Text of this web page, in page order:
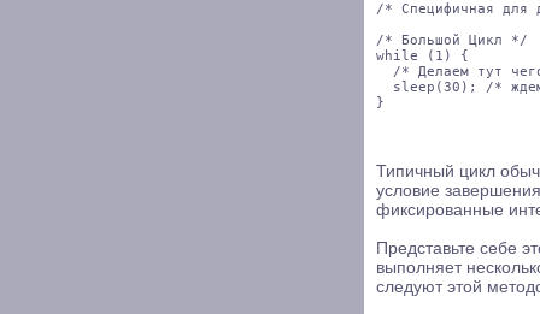
/* Специфичная для
/* Большой Цикл */
while (1) {
/* Делаем тут
sleep(30); /*
Типичный цикл
условие
фиксированные
Представьте себе
выполняет
следуют этой